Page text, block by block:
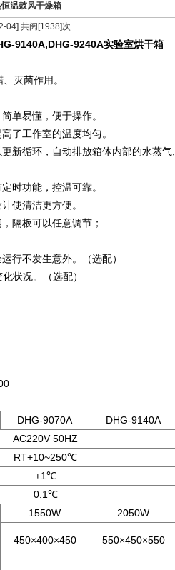
温鼓风干燥箱
04] 共阅[1938]次
9140A,DHG-9240A实验室烘干箱
灭菌作用。
单易懂，便于操作。
了工作室的温度均匀。
新循环，自动排放箱体内部的水蒸
时功能，控温可靠。
使清洁更方便。
隔板可以任意调节；
行不发生意外。（选配）
状况。（选配）
DHG-9070A DHG-9140A
AC220V 50HZ
RT+10~250℃
±1℃
0.1℃
1550W 2050W
450×400×450 550×450×550